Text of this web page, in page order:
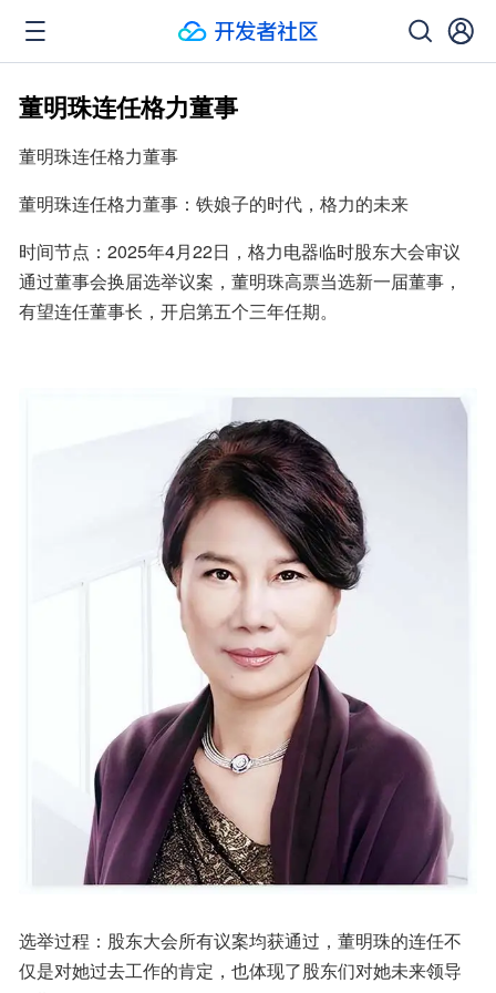
董明珠连任格力董事
董明珠连任格力董事
董明珠连任格力董事：铁娘子的时代，格力的未来
时间节点：2025年4月22日，格力电器临时股东大会审议
通过董事会换届选举议案，董明珠高票当选新一届董事，
有望连任董事长，开启第五个三年任期。
选举过程：股东大会所有议案均获通过，董明珠的连任不
仅是对她过去工作的肯定，也体现了股东们对她未来领导